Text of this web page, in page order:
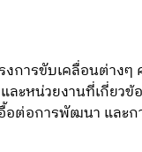
การขับเคลื่อนต่าง
หน่วยงานที่เกี่ยวข้
ต่อการพัฒนา และ